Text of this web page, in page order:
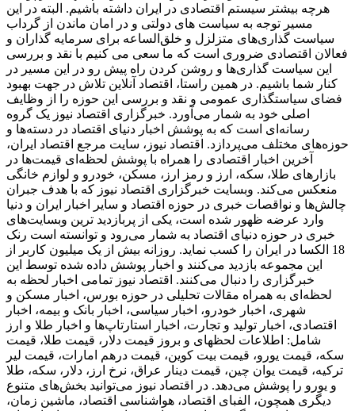
هرچه بیشتر سیستم اقتصادی در ایران داشته باشیم. البته در این
مسیر توجه به سیاست های دولتی و در امان ماندن از گرداب
سیاست گذاری‌های متزلزل و خلق‌الساعه برای سرمایه گذاران و
فعالان اقتصادی ضروری است که ما سعی می کنیم با نقد و بررسی
این سیاست گذاری‌ها و روشن کردن راه پیش رو در این مسیر در
کنار شما باشیم. در همین راستا، اقتصاد آنلاین تلاش در جهت بهبود
فضای سیاستگذاری عمومی و نقد و بررسی این حوزه را از وظایف
اصلی خود به شمار می‌آورد. خبرگزاری اقتصاد نیوز یک گروه
رسانه‌ای است که به پوشش اخبار دنیای اقتصاد در دسته‌ها و
حوزه‌های مختلف می‌پردازد. اقتصاد نیوز، سایت مرجع اقتصاد ایران،
آخرین اخبار اقتصادی را همراه با پوشش لحظه‌ای قیمت‌ها در
بازارهای طلا، سکه، ارز و رمز ارز، مسکن، خودرو و لوازم خانگی
منعکس می‌کند. وبسایت خبرگزاری اقتصاد نیوز که با هدف جبران
چالش‌ها و نواقصات خبری در حوزه اقتصاد و سایر اخبار ایران و دنیا
وارد عرضه ظهور شده است، یکی از پربازدید ترین وبسایت‌های
خبری در حوزه دنیای اقتصاد به شمار می‌رود و توانسته است رنک
18 الکسا در ایران را کسب نماید. روزانه بیش از یک میلیون کاربر از
این مجموعه بازدید می‌کنند و اخبار پوشش داده شده توسط این
خبرگزاری را دنبال می‌کنند. اقتصاد نیوز تمامی اخبار لحظه به
لحظه‌ای به همراه مقالات تحلیلی در حوزه بورس، اخبار مسکن و
شهری، اخبار خودرو، اخبار سیاسی، اخبار بانک و بیمه، اخبار
اقتصادی، اخبار تولید و تجارت، اخبار استارتاپ‌ها و اخبار طلا و ارز
شامل: اطلاعات لحظهای و بروز قیمت دلار، قیمت طلا، قیمت
سکه، قیمت یورو، قیمت بیت کوین، قیمت درهم امارات، قیمت لیر
ترکیه، قیمت یوان چین، قیمت دینار عراق، نرخ ارز، دلار، سکه، طلا
و یورو را پوشش می‌دهد. در اقتصاد نیوز می‌توانید بخش‌های متنوع
دیگری همچون، الفبای اقتصاد، هواشناسی اقتصاد، ماشین زمان،